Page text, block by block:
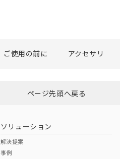
ご使用の前に アクセサリ
ページ先頭へ戻る
ソリューション
解決提案
事例